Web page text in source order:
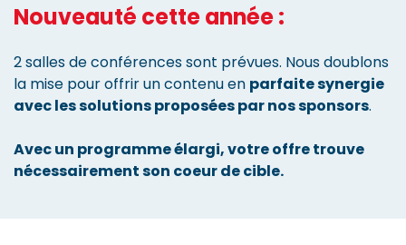
Nouveauté cette année :
2 salles de conférences sont prévues. Nous doublons
la mise pour offrir un contenu en parfaite synergie
avec les solutions proposées par nos sponsors.
Avec un programme élargi, votre offre trouve
nécessairement son coeur de cible.